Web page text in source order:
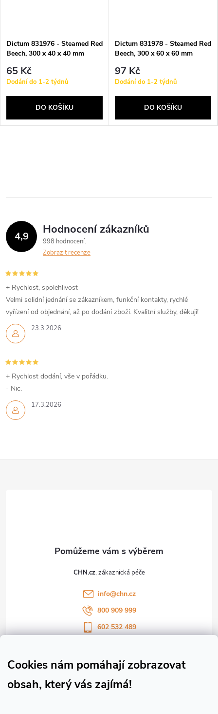
Cookies nám pomáhají zobrazovat
obsah, který vás zajímá!
Dictum 831976 - Steamed Red
Beech, 300 x 40 x 40 mm
65 Kč
Dodání do 1-2 týdnů
DO KOŠÍKU
Dictum 831978 - Steamed Red
Beech, 300 x 60 x 60 mm
97 Kč
Dodání do 1-2 týdnů
DO KOŠÍKU
4,9 Hodnocení zákazníků
998 hodnocení
Zobrazit recenze
23.3.2026
+ Rychlost, spolehlivost
Velmi solidní jednání se zákazníkem, funkční kontakty, rychlé
vyřízení od objednání, až po dodání zboží. Kvalitní služby, děkuji!
17.3.2026
+ Rychlost dodání, vše v pořádku.
- Nic.
CHN.cz
info@chn.cz
800 909 999
602 532 489
Sledujte náš vlog CHN_CZ